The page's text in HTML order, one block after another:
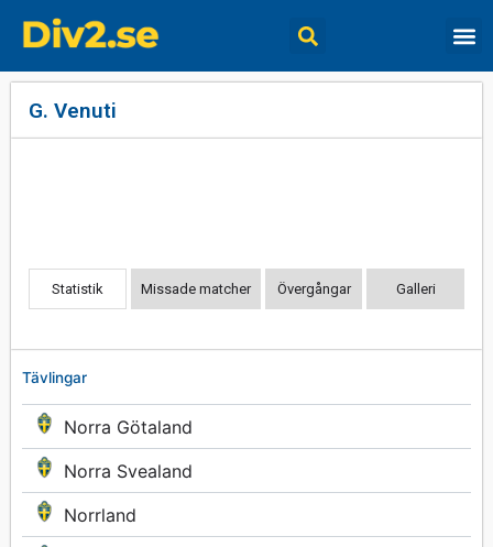
Tävlingar
Norra Götaland
Norra Svealand
Norrland
G. Venuti
Statistik Missade matcher Övergångar Galleri